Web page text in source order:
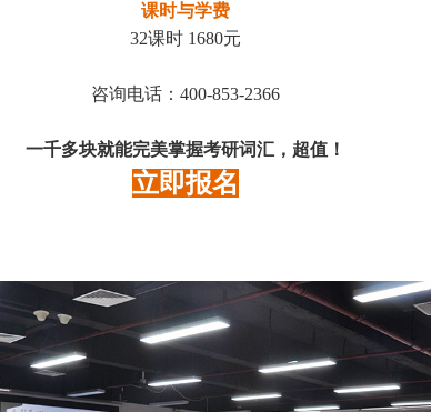
课时与学费
32课时 1680元
咨询电话：400-853-2366
一千多块就能完美掌握考研词汇，超值！
立即报名